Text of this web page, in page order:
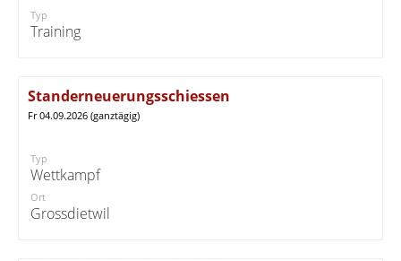
Typ
Training
Standerneuerungsschiessen
Fr 04.09.2026 (ganztägig)
Typ
Wettkampf
Ort
Grossdietwil